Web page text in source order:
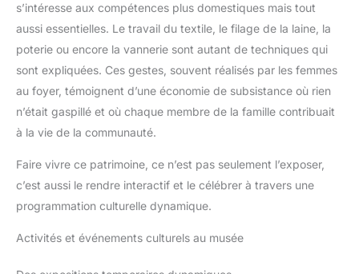
s’intéresse aux compétences plus domestiques mais tout
aussi essentielles. Le travail du textile, le filage de la laine, la
poterie ou encore la vannerie sont autant de techniques qui
sont expliquées. Ces gestes, souvent réalisés par les femmes
au foyer, témoignent d’une économie de subsistance où rien
n’était gaspillé et où chaque membre de la famille contribuait
à la vie de la communauté.
Faire vivre ce patrimoine, ce n’est pas seulement l’exposer,
c’est aussi le rendre interactif et le célébrer à travers une
programmation culturelle dynamique.
Activités et événements culturels au musée